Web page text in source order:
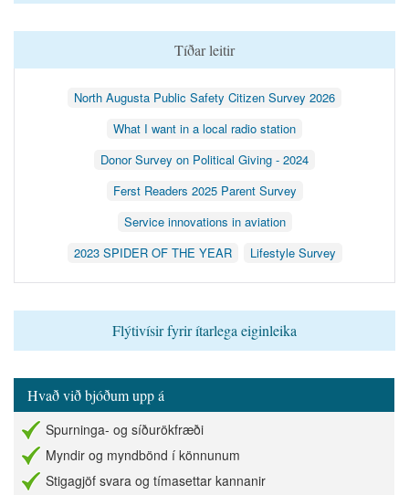
Tíðar leitir
North Augusta Public Safety Citizen Survey 2026
What I want in a local radio station
Donor Survey on Political Giving - 2024
Ferst Readers 2025 Parent Survey
Service innovations in aviation
2023 SPIDER OF THE YEAR
Lifestyle Survey
Flýtivísir fyrir ítarlega eiginleika
Hvað við bjóðum upp á
Spurninga- og síðurökfræði
Myndir og myndbönd í könnunum
Stigagjöf svara og tímasettar kannanir